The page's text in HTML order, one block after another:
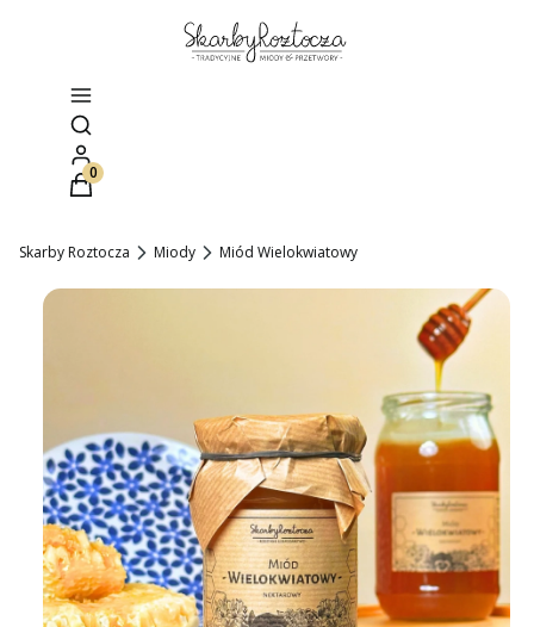
Otwórz wyszukiwarkę
Produkty w koszyku: 0. Zobacz szczegóły
Skarby Roztocza Miody Miód Wielokwiatowy